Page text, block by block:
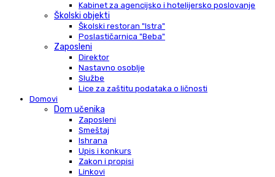
Kabinet za agencijsko i hotelijersko poslovanje
Školski objekti
Školski restoran "Istra"
Poslastičarnica "Beba"
Zaposleni
Direktor
Nastavno osoblje
Službe
Lice za zaštitu podataka o ličnosti
Domovi
Dom učenika
Zaposleni
Smeštaj
Ishrana
Upis i konkurs
Zakon i propisi
Linkovi